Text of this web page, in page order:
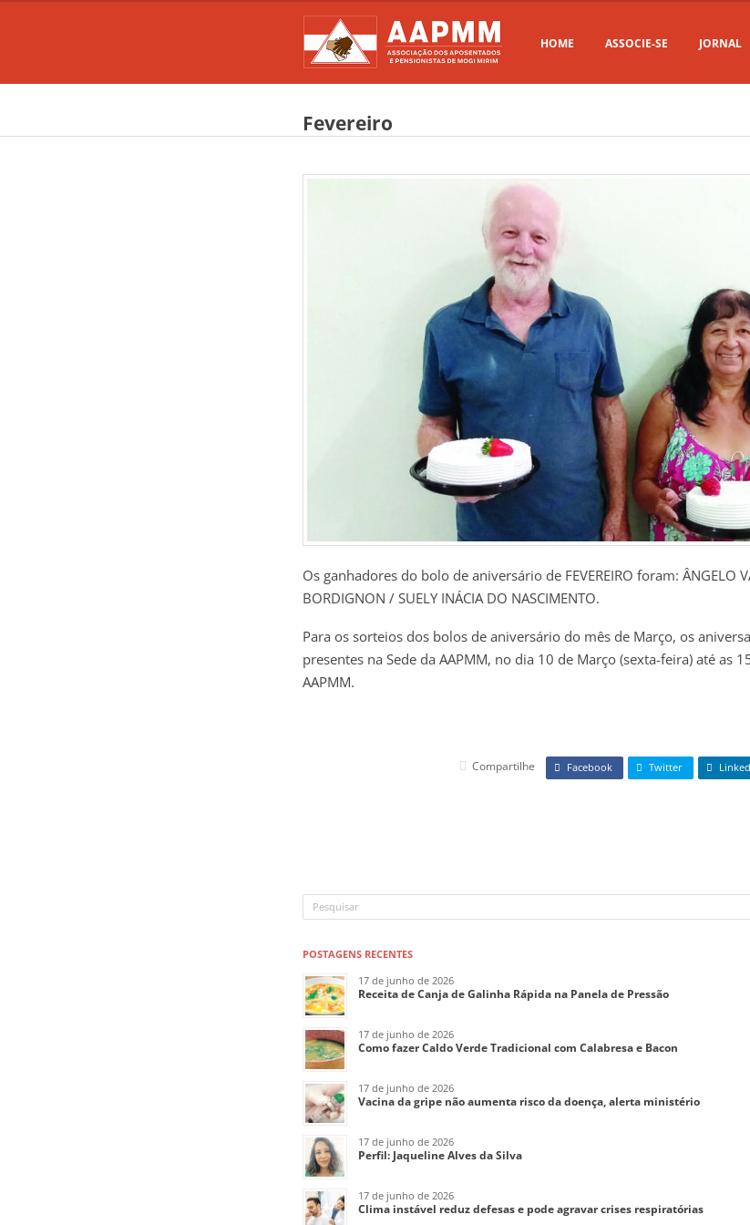
HOME ASSOCIE-SE JORNAL
Fevereiro
Os ganhadores do bolo de aniversário de FEVEREIRO foram: ÂNGELO
BORDIGNON / SUELY INÁCIA DO NASCIMENTO.
Para os sorteios dos bolos de aniversário do mês de Março, os
presentes na Sede da AAPMM, no dia 10 de Março (sexta-feira) até as
AAPMM.
Compartilhe Facebook Twitter
POSTAGENS RECENTES
17 de junho de 2026
Receita de Canja de Galinha Rápida na Panela de Pressão
17 de junho de 2026
Como fazer Caldo Verde Tradicional com Calabresa e Bacon
17 de junho de 2026
Vacina da gripe não aumenta risco da doença, alerta ministério
17 de junho de 2026
Perfil: Jaqueline Alves da Silva
17 de junho de 2026
Clima instável reduz defesas e pode agravar crises respiratórias